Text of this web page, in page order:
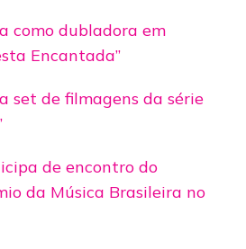
como dubladora em
Encantada”
set de filmagens da série
de encontro do
da Música Brasileira no